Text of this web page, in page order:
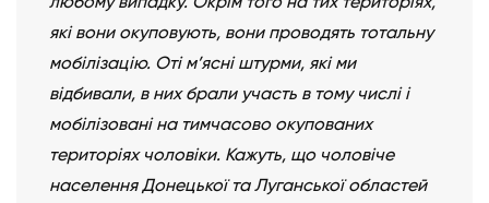
які вони окуповують, вони проводять тотальну
мобілізацію. Оті м’ясні штурми, які ми
відбивали, в них брали участь в тому числі і
мобілізовані на тимчасово окупованих
територіях чоловіки. Кажуть, що чоловіче
населення Донецької та Луганської областей